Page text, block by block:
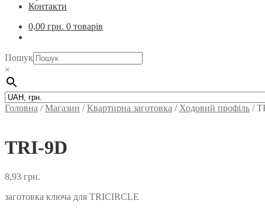
Контакти
0,00 грн. 0 товарів
Пошук
×
Головна /Магазин /Квартирна заготовка / Ходовий профіль /
TRI-9D
8,93 грн.
заготовка ключа для TRICIRCLE